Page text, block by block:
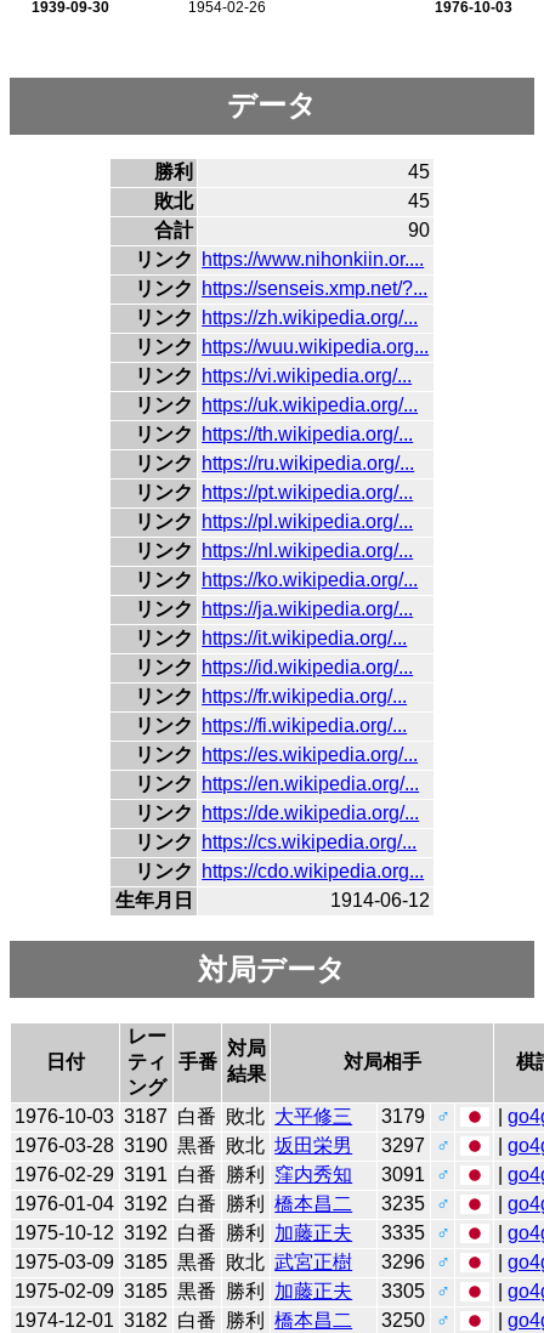
1954-02-26
1939-09-30 1976-10-03
データ
勝利
45
敗北
45
合計
90
リンク
https://www.nihonkiin.or....
リンク
https://senseis.xmp.net/?...
リンク
https://zh.wikipedia.org/...
リンク
https://wuu.wikipedia.org...
リンク
https://vi.wikipedia.org/...
リンク
https://uk.wikipedia.org/...
リンク
https://th.wikipedia.org/...
リンク
https://ru.wikipedia.org/...
リンク
https://pt.wikipedia.org/...
リンク
https://pl.wikipedia.org/...
リンク
https://nl.wikipedia.org/...
リンク
https://ko.wikipedia.org/...
リンク
https://ja.wikipedia.org/...
リンク
https://it.wikipedia.org/...
リンク
https://id.wikipedia.org/...
リンク
https://fr.wikipedia.org/...
リンク
https://fi.wikipedia.org/...
リンク
https://es.wikipedia.org/...
リンク
https://en.wikipedia.org/...
リンク
https://de.wikipedia.org/...
リンク
https://cs.wikipedia.org/...
リンク
https://cdo.wikipedia.org...
生年月日
1914-06-12
対局データ
日付
レー
ティ
ング
手番
対局
結果
対局相手 棋
1976-10-03 3187 白番 敗北 大平修三 3179 ♂ |
1976-03-28 3190 黒番 敗北 坂田栄男 3297 ♂ |
1976-02-29 3191 白番 勝利 窪内秀知 3091 ♂ |
1976-01-04 3192 白番 勝利 橋本昌二 3235 ♂ |
1975-10-12 3192 白番 勝利 加藤正夫 3335 ♂ |
1975-03-09 3185 黒番 敗北 武宮正樹 3296 ♂ |
1975-02-09 3185 黒番 勝利 加藤正夫 3305 ♂ |
1974-12-01 3182 白番 勝利 橋本昌二 3250 ♂ |